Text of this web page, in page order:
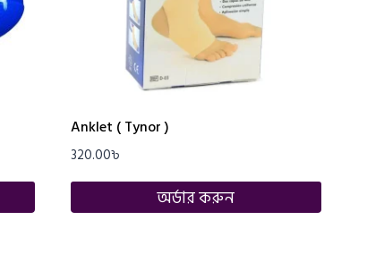
Anklet ( Tynor )
320.00৳
অর্ডার করুন